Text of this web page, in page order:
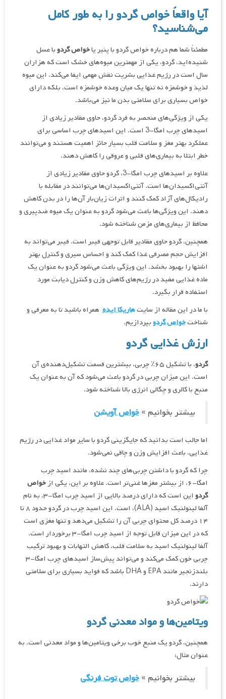
آیا واقعاً خواص گردو را به طور کامل
می‌شناسید؟
مطمئناً شما هم درباره خواص گردو با پنیر یاخواص گردوبا عسل
شنیده‌اید، گردو، یکی از مهمترین میوه‌های خشک است که هزاران
سال است در رژیم غذایی بشریت نقش مهمی ایفا می‌کند. این میوه
لذیذ و خوشمزه نه تنها یک میان وعده خوشمزه است، بلکه دارای
خواص بسیاری برای سلامتی بدن ما نیز می‌باشد.
یکی از ویژگی‌های منحصر به فرد گردو، حاوی مقادیر زیادی از
اسیدهای چرب امگا-3 است. این اسیدهای چرب اساسی برای
عملکرد بهتر مغز و سلامت قلب بسیار حائز اهمیت هستند و می‌توانند
خطر ابتلا به بیماری‌های قلبی و عروقی را کاهش دهند.
علاوه بر اسیدهای چرب امگا-3، گردو حاوی مقادیر زیادی از
آنتی‌اکسیدان‌ها است. آنتی‌اکسیدان‌ها می‌توانند در مقابله با
رادیکال‌های آزاد کمک کنند و اثرات زیان‌بار آن‌ها را در بدن کاهش
دهند. این ویژگی‌ها باعث می‌شود گردو به عنوان یک میوه ضدپیری و
محافظ از بیماری‌های مزمن شناخته شود.
همچنین، گردو حاوی مقادیر قابل توجهی فیبر است. فیبر می‌تواند به
افزایش حجم مصرفی غذا کمک کند و احساس سیری و کنترل بهتر
اشتها را بهبود بخشد. این ویژگی باعث می‌شود گردو به عنوان یک
ماده غذایی مفید در رژیم‌های کاهش وزن و کنترل دیابت مورد
استفاده قرار بگیرد.
با ما در این مقاله از سایتهاریکا ایده همراه باشید تا به معرفی و
شناختخواص گردوبپردازیم.
ارزش غذایی گردو
گردو
، با تشکیل ۶۵٪ چربی، بیشترین قسمت تشکیل‌دهنده‌ی آن
است. این میزان چربی در گردو باعث می‌شود که آن به عنوان یک
منبع با کالری و چگالی انرژی بالا شناخته شود.
بیشتر بخوانیم »خواص آویشن
اما جالب است بدانید که جایگزینی گردو با سایر مواد غذایی در رژیم
غذایی، باعث افزایش وزن و چاقی نمی‌شود.
چرا که گردو با داشتن چربی‌های چند نشده، مانند اسید چرب
امگا-۶، از بیشتر مغزها غنی‌تر است. علاوه بر این، یکی از
خواص
گردو
این است که دارای درصد بالایی از اسید چرب امگا-۳، به نام
آلفا لینولنیک اسید (ALA)، است. این اسید چرب در گردو حدود ۸ تا
۱۴ درصد کل محتوای چربی آن را تشکیل می‌دهد و تنها مغزی است
که در این میزان قابل توجه از اسید چرب امگا-۳ برخوردار است.
آلفا لینولنیک اسید به سلامت قلب، کاهش التهابات و بهبود ترکیب
چربی خون کمک می‌کند و می‌تواند پیش‌ساز اسیدهای چرب امگا-۳
بلندزنجیر مانند EPA و DHA باشد که فواید بسیاری برای سلامتی
دارند.
ویتامین‌ها و مواد معدنی گردو
همچنین، گردو یک منبع خوب برخی ویتامین‌ها و مواد معدنی است. به
عنوان مثال:
بیشتر بخوانیم »خواص توت فرنگی